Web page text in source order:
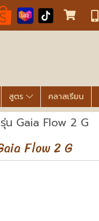
สูตร คลาสเรียน
น Gaia Flow 2 G
Flow 2 G